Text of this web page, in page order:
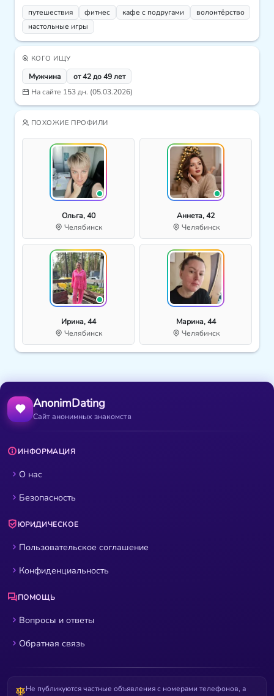
путешествия фитнес кафе с подругами
волонтёрство
настольные игры
КОГО ИЩУ
Мужчина
от 42 до 49 лет
На сайте 153 дн. (05.03.2026)
ПОХОЖИЕ ПРОФИЛИ
Ольга, 40
Челябинск
Аннета, 42
Челябинск
Ирина, 44
Челябинск
Марина, 44
Челябинск
AnonimDating
Сайт анонимных знакомств
ИНФОРМАЦИЯ
О нас
Безопасность
ЮРИДИЧЕСКОЕ
Пользовательское соглашение
Конфиденциальность
ПОМОЩЬ
Вопросы и ответы
Обратная связь
Не публикуются частные объявления с номерами телефонов, а